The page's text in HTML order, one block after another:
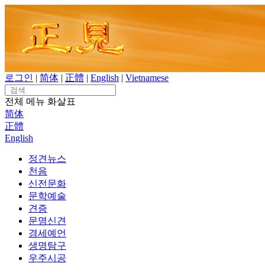
Skip
content
로그인 | 简体 | 正體 | English | Vietnamese
Search
for:
전체 메뉴 화살표
简体
正體
English
정견뉴스
천음
신전문화
문학예술
견증
문명신견
경세예언
생명탐구
우주시공